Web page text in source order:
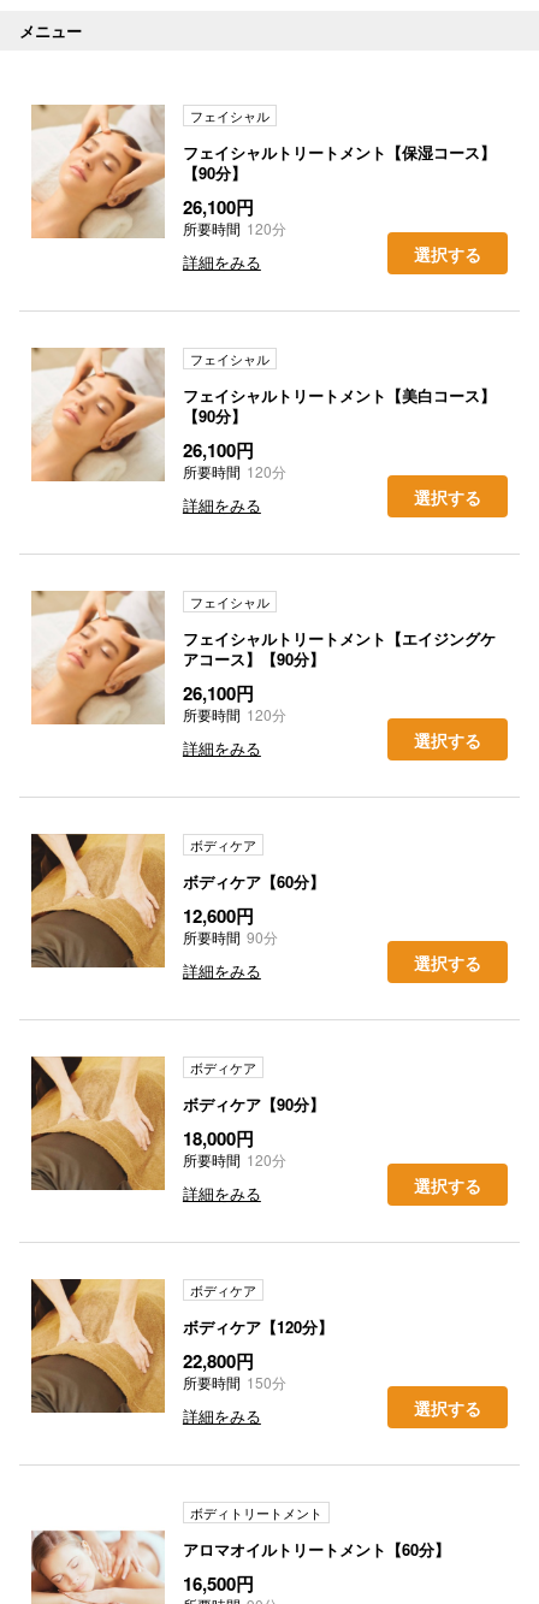
メニュー
フェイシャル
フェイシャルトリートメント【保湿コース】
【90分】
26,100円
所要時間 120分
詳細をみる 選択する
フェイシャル
フェイシャルトリートメント【美白コース】
【90分】
26,100円
所要時間 120分
詳細をみる 選択する
フェイシャル
フェイシャルトリートメント【エイジングケ
アコース】【90分】
26,100円
所要時間 120分
詳細をみる 選択する
ボディケア
ボディケア【60分】
12,600円
所要時間 90分
詳細をみる 選択する
ボディケア
ボディケア【90分】
18,000円
所要時間 120分
詳細をみる 選択する
ボディケア
ボディケア【120分】
22,800円
所要時間 150分
詳細をみる 選択する
ボディトリートメント
アロマオイルトリートメント【60分】
16,500円